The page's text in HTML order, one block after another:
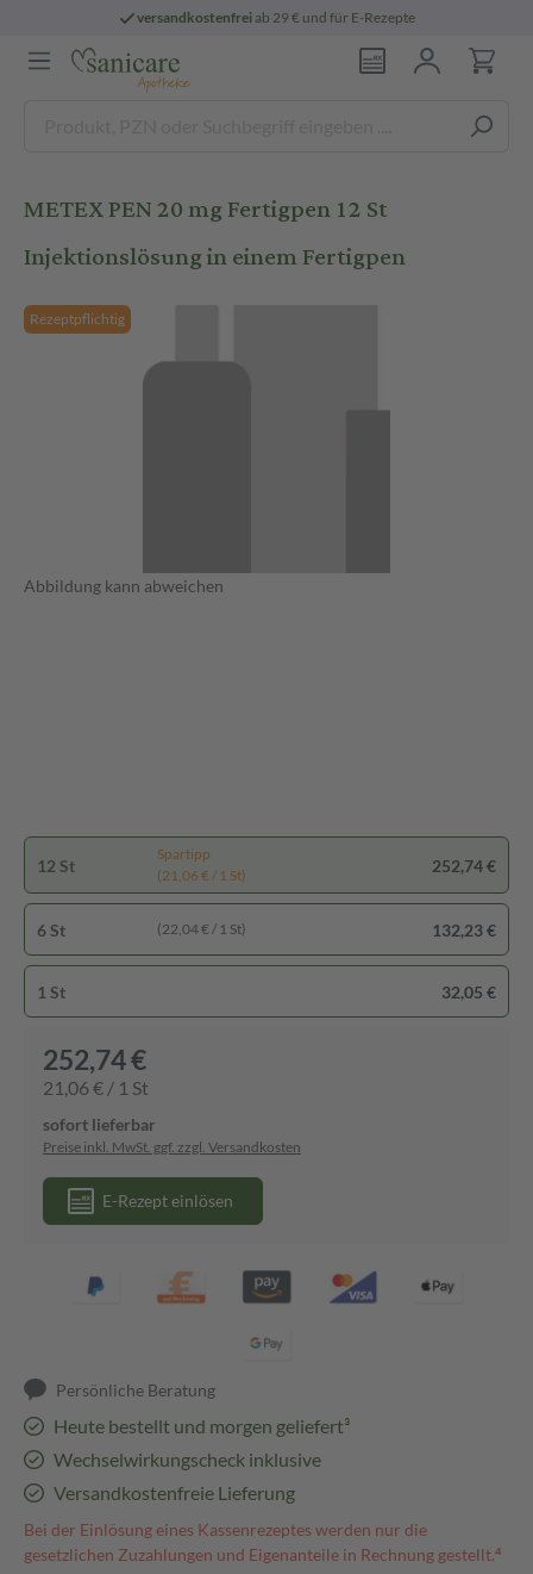
versandkostenfreiab 29 € und für E-Rezepte
METEX PEN 20 mg Fertigpen 12 St
Injektionslösung in einem Fertigpen
Rezeptpflichtig
Abbildung kann abweichen
12 St
Spartipp
(21,06 € / 1 St)
252,74 €
6 St (22,04 € / 1 St) 132,23 €
1 St 32,05 €
252,74 €
21,06 € / 1 St
sofort lieferbar
Preise inkl. MwSt. ggf. zzgl. Versandkosten
E-Rezept einlösen
Persönliche Beratung
Heute bestellt und morgen geliefert³
Wechselwirkungscheck inklusive
Versandkostenfreie Lieferung
Bei der Einlösung eines Kassenrezeptes werden nur die
gesetzlichen Zuzahlungen und Eigenanteile in Rechnung gestellt.⁴